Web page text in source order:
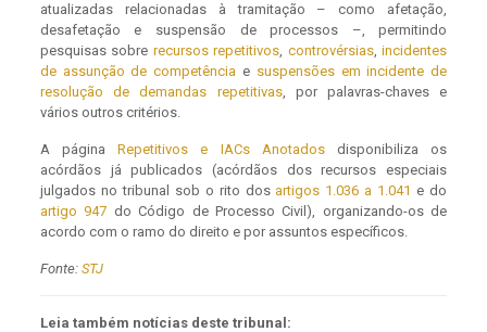
atualizadas relacionadas à tramitação – como afetação,
desafetação e suspensão de processos –, permitindo
pesquisas sobre recursos repetitivos, controvérsias,incidentes
de assunção de competência e suspensões em incidente de
resolução de demandas repetitivas, por palavras-chaves e
vários outros critérios.
A páginaRepetitivos e IACs Anotadosdisponibiliza os
acórdãos já publicados (acórdãos dos recursos especiais
julgados no tribunal sob o rito dos artigos 1.036 a 1.041 e do
artigo 947 do Código de Processo Civil), organizando-os de
acordo com o ramo do direito e por assuntos específicos.
Fonte: STJ
Leia também notícias deste tribunal: